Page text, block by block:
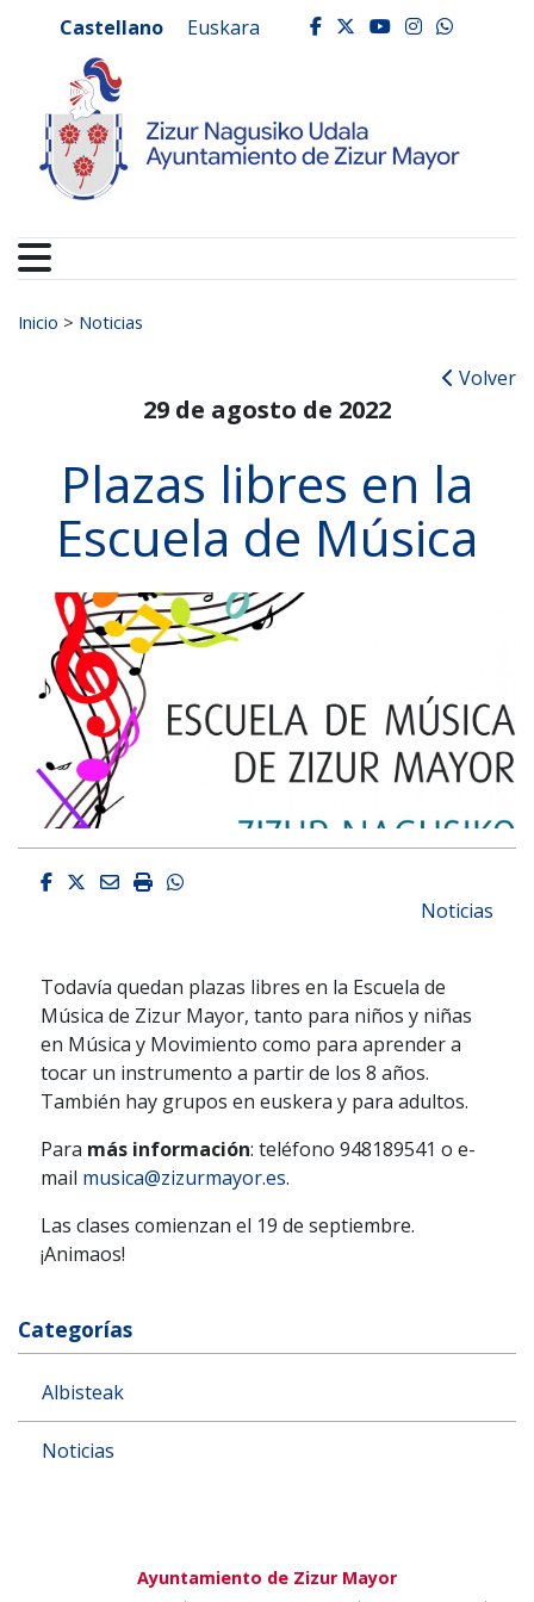
Ayuntamiento de
Castellano Euskara facebook
twitter
youtube
Buscar:
Inicio > Noticias
Volver
29 de agosto de 2022
Plazas libres en la
Escuela de Música
Facebook
Twitter
EmailImprimirWhatsapp
Noticias
Todavía quedan plazas libres en la Escuela de
Música de Zizur Mayor, tanto para niños y niñas
en Música y Movimiento como para aprender a
tocar un instrumento a partir de los 8 años.
También hay grupos en euskera y para adultos.
Para más información: teléfono 948189541 o e-
mail musica@zizurmayor.es.
Las clases comienzan el 19 de septiembre.
¡Animaos!
Categorías
Albisteak
Noticias
Ayuntamiento de Zizur Mayor